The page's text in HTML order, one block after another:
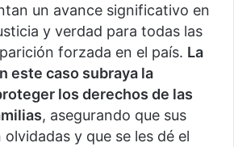
un avance significativo en
y verdad para todas las
forzada en el país. La
este caso subraya la
los derechos de las
, asegurando que sus
y que se les dé el